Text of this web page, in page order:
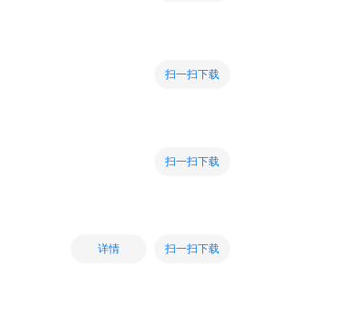
扫一扫下载
扫一扫下载
详情 扫一扫下载